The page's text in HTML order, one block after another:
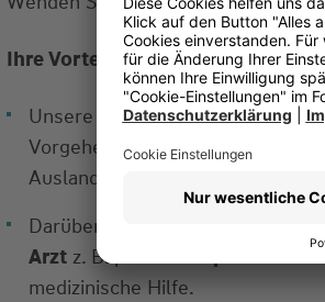
Ihre Vorteile:
Unsere Experten beraten Sie -
Vorgehen undvermitteln Ihnen
Ausland.
Darüber hinaus können Sie sich
Arztz. B. per
medizinische Hilfe.